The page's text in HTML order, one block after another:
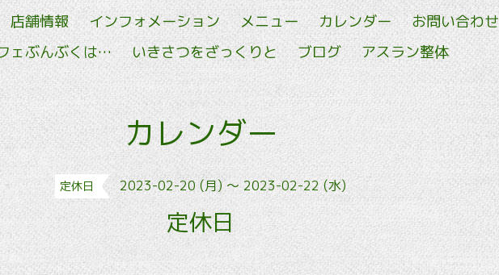
店舗情報 インフォメーション メニュー カレンダー
お問い合わせ
ェぶんぶくは…
いきさつをざっくりと ブログ アスラン整体
カレンダー
定休日 2023-02-20 (月) ～ 2023-02-22 (水)
定休日